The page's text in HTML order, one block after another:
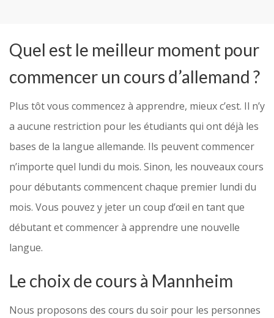
Quel est le meilleur moment pour
commencer un cours d’allemand ?
Plus tôt vous commencez à apprendre, mieux c’est. Il n’y
a aucune restriction pour les étudiants qui ont déjà les
bases de la langue allemande. Ils peuvent commencer
n’importe quel lundi du mois. Sinon, les nouveaux cours
pour débutants commencent chaque premier lundi du
mois. Vous pouvez y jeter un coup d’œil en tant que
débutant et commencer à apprendre une nouvelle
langue.
Le choix de cours à Mannheim
Nous proposons des cours du soir pour les personnes